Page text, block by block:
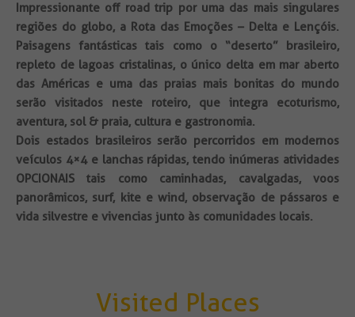
Impressionante off road trip por uma das mais singulares
regiões do globo, a Rota das Emoções – Delta e Lençóis.
Paisagens fantásticas tais como o “deserto” brasileiro,
repleto de lagoas cristalinas, o único delta em mar aberto
das Américas e uma das praias mais bonitas do mundo
serão visitados neste roteiro, que integra ecoturismo,
aventura, sol & praia, cultura e gastronomia.
Dois estados brasileiros serão percorridos em modernos
veículos 4×4 e lanchas rápidas, tendo inúmeras atividades
OPCIONAIS tais como caminhadas, cavalgadas, voos
panorâmicos, surf, kite e wind, observação de pássaros e
vida silvestre e vivencias junto às comunidades locais.
Visited Places